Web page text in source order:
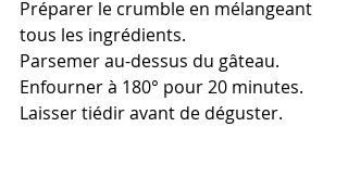
Préparer le crumble en mélangeant
tous les ingrédients.
Parsemer au-dessus du gâteau.
Enfourner à 180° pour 20 minutes.
Laisser tiédir avant de déguster.